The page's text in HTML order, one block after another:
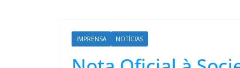
IMPRENSA NOTÍCIAS